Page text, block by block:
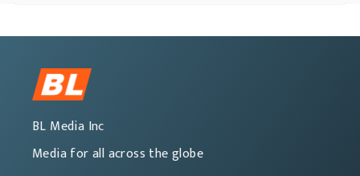
BL Media Inc
Media for all across the globe